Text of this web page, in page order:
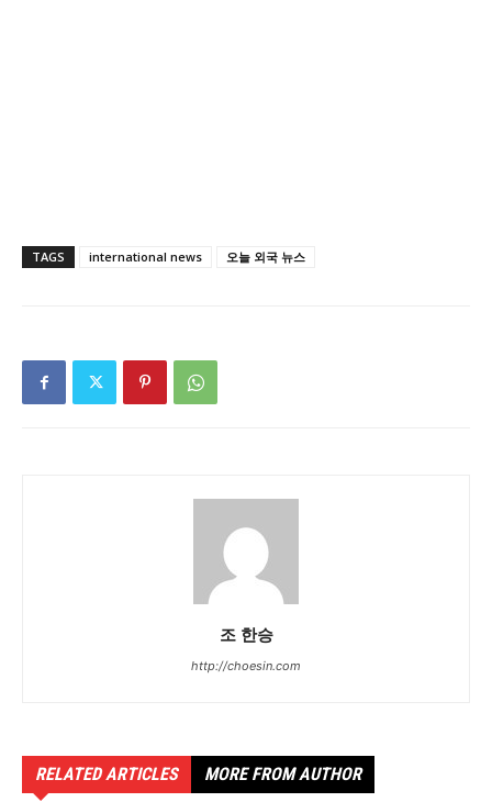
TAGS international news 오늘 외국 뉴스
조 한승
http://choesin.com
RELATED ARTICLES MORE FROM AUTHOR